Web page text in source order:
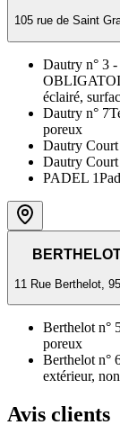
105 rue de Saint
Dautry n° 3
éclairé,
Dautry n° 7
poreux
Dautry Court
Dautry
PADEL 1
11 Rue Berthelot,
Berthelot n°
poreux
Berthelot n°
extérieur,
Avis clients